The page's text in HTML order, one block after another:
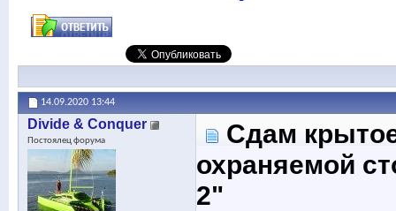
14.09.2020 13:44
Divide & Conquer
Постоялец форума
Сдам
охраняемой
2"